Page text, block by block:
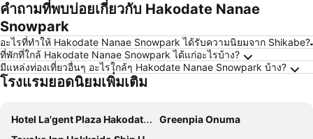
คำถามที่พบบ่อยเกี่ยวกับ Hakodate Nanae
Snowpark
อะไรที่ทำให้ Hakodate Nanae Snowpark ได้รับความนิยมจาก Shikabe?
ที่พักที่ใกล้ Hakodate Nanae Snowpark ได้แก่อะไรบ้าง?
มีแหล่งท่องเที่ยวอื่นๆ อะไรใกล้ๆ Hakodate Nanae Snowpark บ้าง?
โรงแรมยอดนิยมเพิ่มเติม
Hotel La'gent Plaza Hakodate Hokuto
Greenpia Onuma